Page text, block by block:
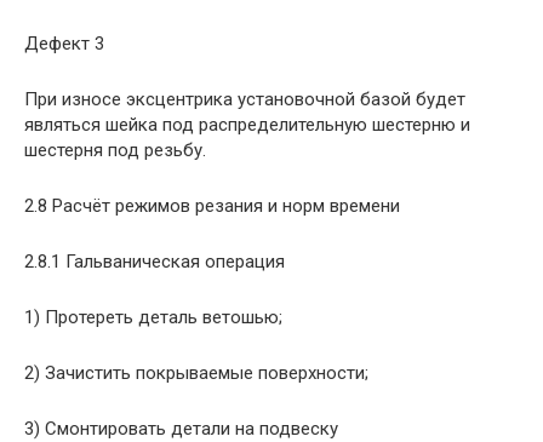
Дефект 3
При износе эксцентрика установочной базой будет
являться шейка под распределительную шестерню и
шестерня под резьбу.
2.8 Расчёт режимов резания и норм времени
2.8.1 Гальваническая операция
1) Протереть деталь ветошью;
2) Зачистить покрываемые поверхности;
3) Смонтировать детали на подвеску